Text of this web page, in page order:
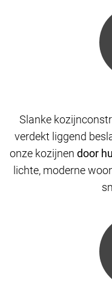
Slanke
verdekt liggend
onze kozijnen door
​​lichte, moderne